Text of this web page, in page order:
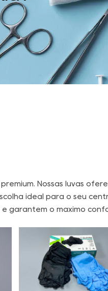
Nossas luvas
ideal para o seu
e garantem o máximo